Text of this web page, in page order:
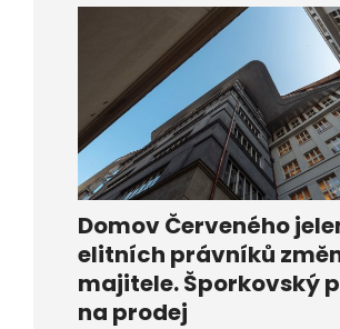
Domov Červeného
elitních právníků
majitele. Šporkovský
na prodej